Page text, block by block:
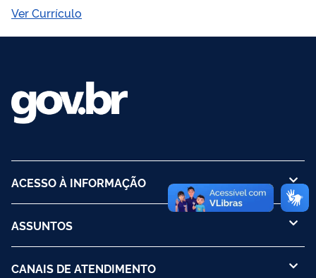
Ver Currículo
ACESSO À INFORMAÇÃO
ASSUNTOS
CANAIS DE ATENDIMENTO